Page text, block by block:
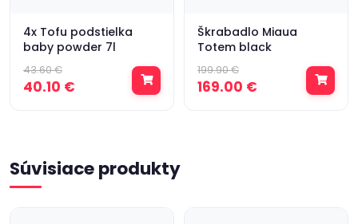
4x Tofu podstielka
baby powder 7l
43.60 €
40.10 €
Škrabadlo Miaua
Totem black
199.90 €
169.00 €
Súvisiace produkty